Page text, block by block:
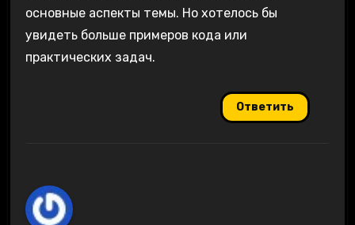
основные аспекты темы. Но хотелось бы
увидеть больше примеров кода или
практических задач.
Ответить